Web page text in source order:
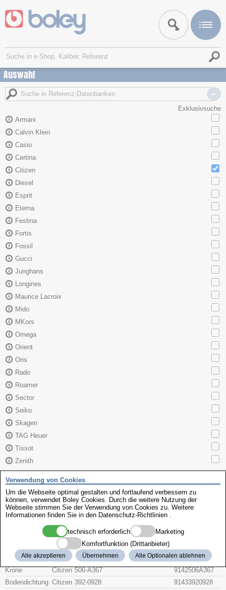
Auswahl
Exklusivsuche
Armani
Calvin Klein
Casio
Certina
Citizen
Diesel
Esprit
Eterna
Festina
Fortis
Fossil
Gucci
Junghans
Longines
Maurice Lacroix
Mido
MKors
Omega
Orient
Oris
Rado
Roamer
Sector
Seiko
Skagen
TAG Heuer
Tissot
Zenith
Citizen 4-G03278
HerstellerTeile-Nr. Beschreibung Artikel-Nr.
Citizen 54-71685G
Citizen 54-90725G
91415490725G
Krone
Citizen 506-A367
9142506A367
Bodendichtung Citizen 392-0928
91433920928
Verwendung von Cookies
Um die Webseite optimal gestalten und fortlaufend verbessern zu
können, verwendet Boley Cookies. Durch die weitere Nutzung der
Webseite stimmen Sie der Verwendung von Cookies zu. Weitere
Informationen finden Sie in den Datenschutz-Richtlinien
technisch erforderlich
Marketing
Komfortfunktion (Drittanbieter)
Alle akzeptieren Übernehmen Alle Optionalen ablehnen